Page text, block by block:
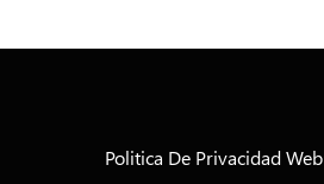
Politica De Privacidad Web